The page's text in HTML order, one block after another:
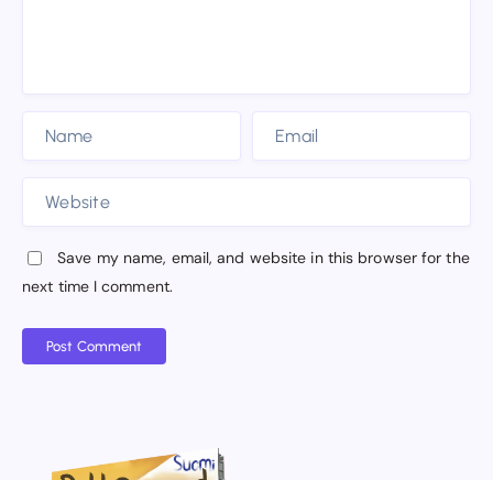
Save my name, email, and website in this browser for the
next time I comment.
Post Comment